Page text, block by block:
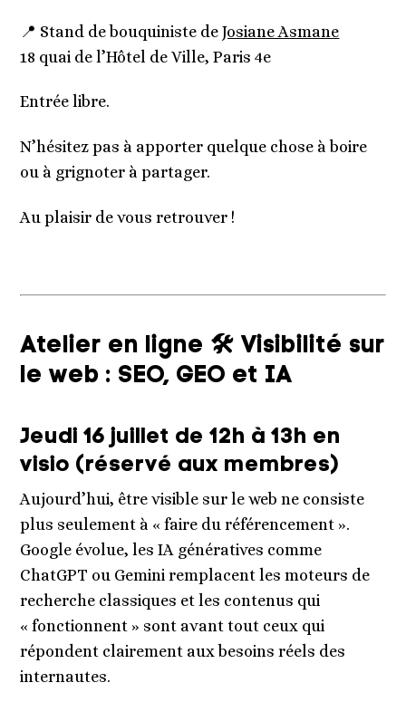
📍 Stand de bouquiniste deJosiane Asmane
18 quai de l’Hôtel de Ville, Paris 4e
Entrée libre.
N’hésitez pas à apporter quelque chose à boire
ou à grignoter à partager.
Au plaisir de vous retrouver !
Atelier en ligne 🛠 Visibilité sur
le web : SEO, GEO et IA
Jeudi 16 juillet de 12h à 13h en
visio (réservé aux membres)
Aujourd’hui, être visible sur le web ne consiste
plus seulement à « faire du référencement ».
Google évolue, les IA génératives comme
ChatGPT ou Gemini remplacent les moteurs de
recherche classiques et les contenus qui
« fonctionnent » sont avant tout ceux qui
répondent clairement aux besoins réels des
internautes.